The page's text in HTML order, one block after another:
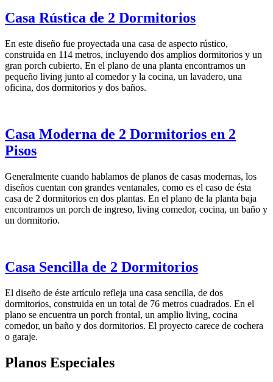
Casa Rústica de 2 Dormitorios
En este diseño fue proyectada una casa de aspecto rústico,
construida en 114 metros, incluyendo dos amplios dormitorios y un
gran porch cubierto. En el plano de una planta encontramos un
pequeño living junto al comedor y la cocina, un lavadero, una
oficina, dos dormitorios y dos baños.
Casa Moderna de 2 Dormitorios en 2
Pisos
Generalmente cuando hablamos de planos de casas modernas, los
diseños cuentan con grandes ventanales, como es el caso de ésta
casa de 2 dormitorios en dos plantas. En el plano de la planta baja
encontramos un porch de ingreso, living comedor, cocina, un baño y
un dormitorio.
Casa Sencilla de 2 Dormitorios
El diseño de éste artículo refleja una casa sencilla, de dos
dormitorios, construida en un total de 76 metros cuadrados. En el
plano se encuentra un porch frontal, un amplio living, cocina
comedor, un baño y dos dormitorios. El proyecto carece de cochera
o garaje.
Planos Especiales